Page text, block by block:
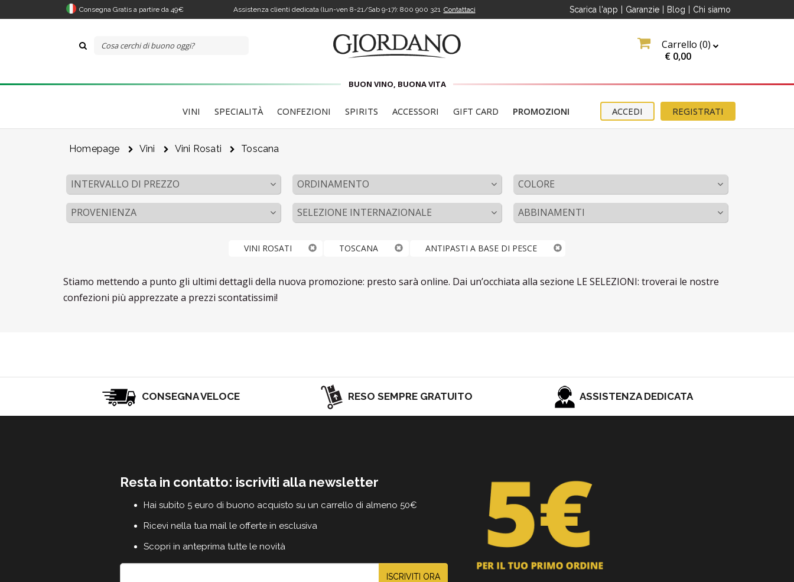
Consegna Gratis a partire da 49€ Assistenza clienti dedicata (lun-ven 8-21/Sab 9-17): 800 900 321 Contattaci Scarica l'app Garanzie Blog Chi siamo
Carrello (0)
€ 0,00
BUON VINO, BUONA VITA
VINI SPECIALITÀ CONFEZIONI SPIRITS ACCESSORI GIFT CARD PROMOZIONI REGISTRATI
ACCEDI
Homepage Vini Vini Rosati Toscana
INTERVALLO DI PREZZO ORDINAMENTO COLORE
PROVENIENZA SELEZIONE INTERNAZIONALE ABBINAMENTI
VINI ROSATI TOSCANA ANTIPASTI A BASE DI PESCE
Stiamo mettendo a punto gli ultimi dettagli della nuova promozione: presto sarà online. Dai un’occhiata alla sezione LE SELEZIONI: troverai le nostre
confezioni più apprezzate a prezzi scontatissimi!
CONSEGNA VELOCE RESO SEMPRE GRATUITO ASSISTENZA DEDICATA
Resta in contatto: iscriviti alla newsletter
Hai subito 5 euro di buono acquisto su un carrello di almeno 50€
Ricevi nella tua mail le offerte in esclusiva
Scopri in anteprima tutte le novità
ISCRIVITI ORA